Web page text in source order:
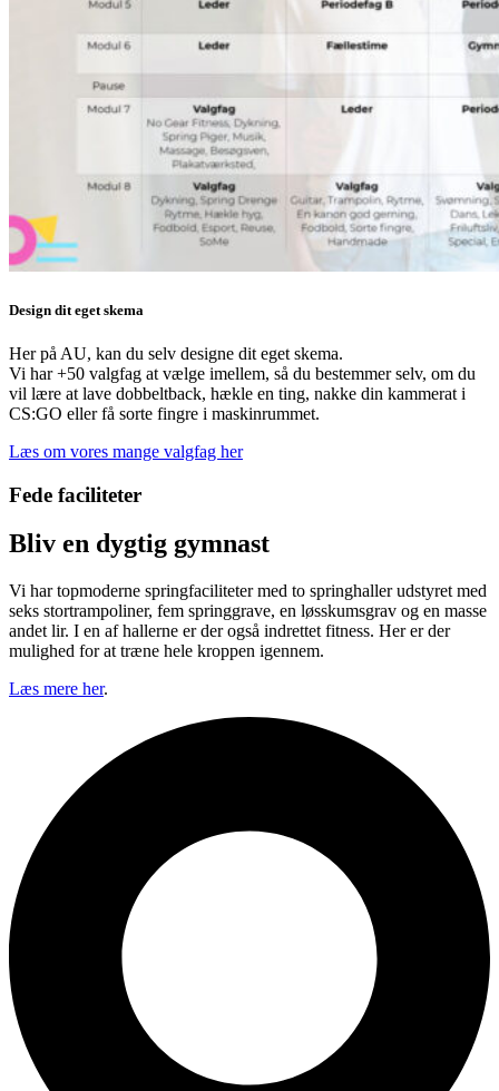
Design dit eget skema
Her på AU, kan du selv designe dit eget skema.
Vi har +50 valgfag at vælge imellem, så du bestemmer selv, om du
vil lære at lave dobbeltback, hækle en ting, nakke din kammerat i
CS:GO eller få sorte fingre i maskinrummet.
Læs om vores mange valgfag her
Fede faciliteter
Bliv en dygtig gymnast
Vi har topmoderne springfaciliteter med to springhaller udstyret med
seks stortrampoliner, fem springgrave, en løsskumsgrav og en masse
andet lir. I en af hallerne er der også indrettet fitness. Her er der
mulighed for at træne hele kroppen igennem.
Læs mere her.